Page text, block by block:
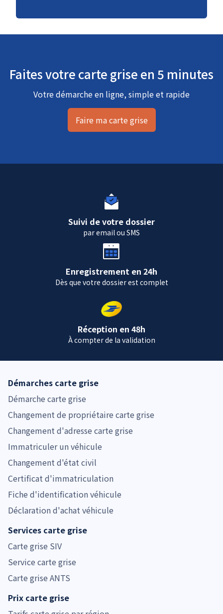
Faites votre carte grise en 5 minutes
Votre démarche en ligne, simple et rapide
Faire ma carte grise
Suivi de votre dossier
par email ou SMS
Enregistrement en 24h
Dès que votre dossier est complet
Réception en 48h
À compter de la validation
Démarches carte grise
Démarche carte grise
Changement de propriétaire carte grise
Changement d'adresse carte grise
Immatriculer un véhicule
Changement d'état civil
Certificat d'immatriculation
Fiche d'identification véhicule
Déclaration d'achat véhicule
Services carte grise
Carte grise SIV
Service carte grise
Carte grise ANTS
Prix carte grise